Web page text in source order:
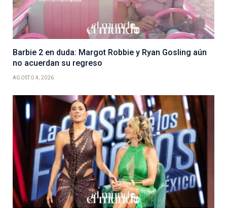
Barbie 2 en duda: Margot Robbie y Ryan Gosling aún
no acuerdan su regreso
AGOSTO 4, 2026